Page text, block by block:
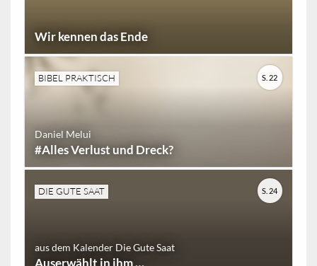
Wir kennen das Ende
BIBEL PRAKTISCH
Daniel Melui
#Alles Verlust und Dreck?
S. 22
DIE GUTE SAAT
aus dem Kalender Die Gute Saat
Auserwählt in ihm …
S. 24